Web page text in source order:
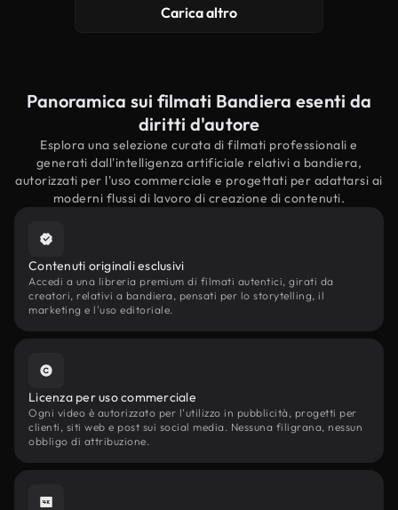
Carica altro
Panoramica sui filmati Bandiera esenti da
diritti d'autore
Esplora una selezione curata di filmati professionali e
generati dall'intelligenza artificiale relativi a bandiera,
autorizzati per l'uso commerciale e progettati per adattarsi ai
moderni flussi di lavoro di creazione di contenuti.
Contenuti originali esclusivi
Accedi a una libreria premium di filmati autentici, girati da
creatori, relativi a bandiera, pensati per lo storytelling, il
marketing e l'uso editoriale.
Licenza per uso commerciale
Ogni video è autorizzato per l'utilizzo in pubblicità, progetti per
clienti, siti web e post sui social media. Nessuna filigrana, nessun
obbligo di attribuzione.